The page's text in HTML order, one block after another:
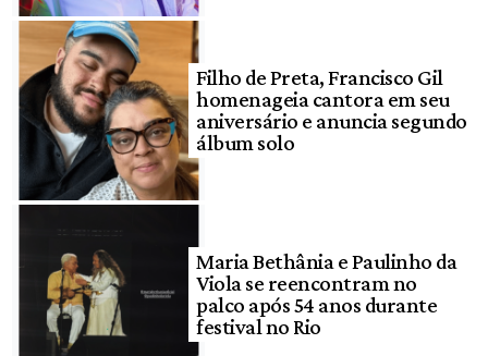
Filho de Preta, Francisco Gil
homenageia cantora em seu
aniversário e anuncia segundo
álbum solo
Maria Bethânia e Paulinho da
Viola se reencontram no
palco após 54 anos durante
festival no Rio